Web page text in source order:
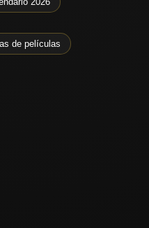
de películas